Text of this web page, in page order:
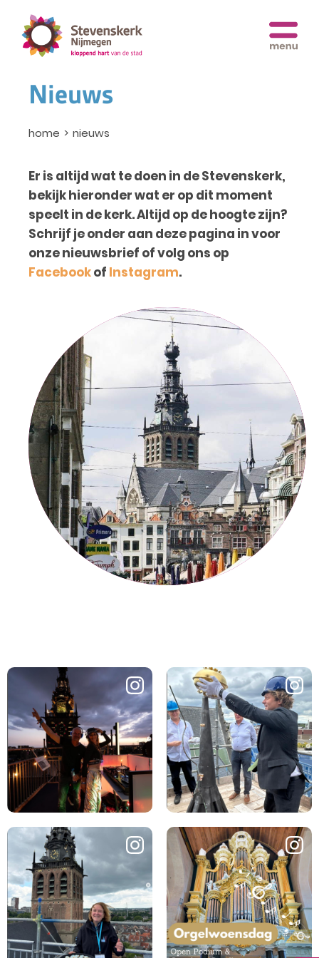
Nieuws
home nieuws
Er is altijd wat te doen in de Stevenskerk,
bekijk hieronder wat er op dit moment
speelt in de kerk. Altijd op de hoogte zijn?
Schrijf je onder aan deze pagina in voor
onze nieuwsbrief of volg ons op
Facebookof Instagram.